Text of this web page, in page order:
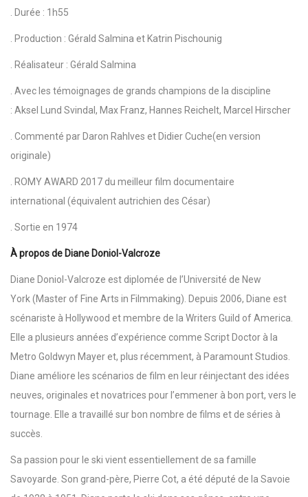
. Durée : 1h55
. Production : Gérald Salmina et Katrin Pischounig
. Réalisateur : Gérald Salmina
. Avec les témoignages de grands champions de la discipline
: Aksel Lund Svindal, Max Franz, Hannes Reichelt, Marcel Hirscher
. Commenté par Daron Rahlves et Didier Cuche(en version
originale)
. ROMY AWARD 2017 du meilleur film documentaire
international (équivalent autrichien des César)
. Sortie en 1974
À propos de Diane Doniol-Valcroze
Diane Doniol-Valcroze est diplomée de l’Université de New
York (Master of Fine Arts in Filmmaking). Depuis 2006, Diane est
scénariste à Hollywood et membre de la Writers Guild of America.
Elle a plusieurs années d’expérience comme Script Doctor à la
Metro Goldwyn Mayer et, plus récemment, à Paramount Studios.
Diane améliore les scénarios de film en leur réinjectant des idées
neuves, originales et novatrices pour l’emmener à bon port, vers le
tournage. Elle a travaillé sur bon nombre de films et de séries à
succès.
Sa passion pour le ski vient essentiellement de sa famille
Savoyarde. Son grand-père, Pierre Cot, a été député de la Savoie